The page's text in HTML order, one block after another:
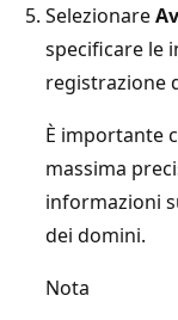
Selezionare
specificare le
registrazione
È importante
massima
informazioni
dei domini.
Nota